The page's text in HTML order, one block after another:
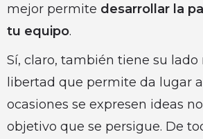
mejor permite desarrollar la
tu equipo.
Sí, claro, también tiene su lado
libertad que permite da lugar
ocasiones se expresen ideas
objetivo que se persigue. De